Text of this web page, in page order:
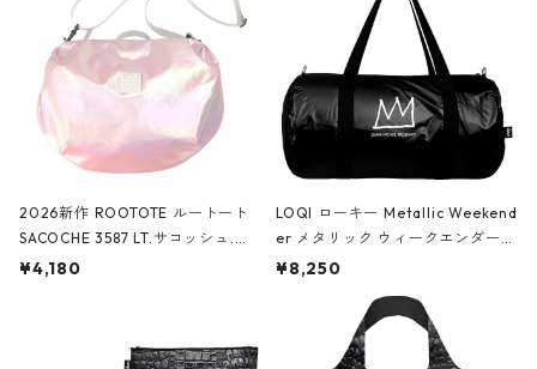
2026新作 ROOTOTE ルートート
SACOCHE 3587 LT.サコッシュ.ル
ミエ-B ショルダーバッグ グロスピ
¥4,180
LOQI ローキー Metallic Weekend
er メタリック ウィークエンダー
ボストンバッグ ショルダーバッグ
Black ジャン=ミッシェル・バスキ
ア/クラウン ブラック
¥8,250